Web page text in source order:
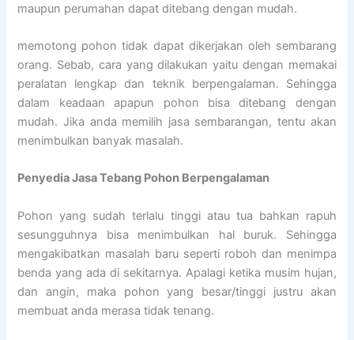
maupun perumahan dapat ditebang dengan mudah.
memotong pohon tidak dapat dikerjakan oleh sembarang
orang. Sebab, cara yang dilakukan yaitu dengan memakai
peralatan lengkap dan teknik berpengalaman. Sehingga
dalam keadaan apapun pohon bisa ditebang dengan
mudah. Jika anda memilih jasa sembarangan, tentu akan
menimbulkan banyak masalah.
PenyediaJasa Tebang Pohon Berpengalaman
Pohon yang sudah terlalu tinggi atau tua bahkan rapuh
sesungguhnya bisa menimbulkan hal buruk. Sehingga
mengakibatkan masalah baru seperti roboh dan menimpa
benda yang ada di sekitarnya. Apalagi ketika musim hujan,
dan angin, maka pohon yang besar/tinggi justru akan
membuat anda merasa tidak tenang.